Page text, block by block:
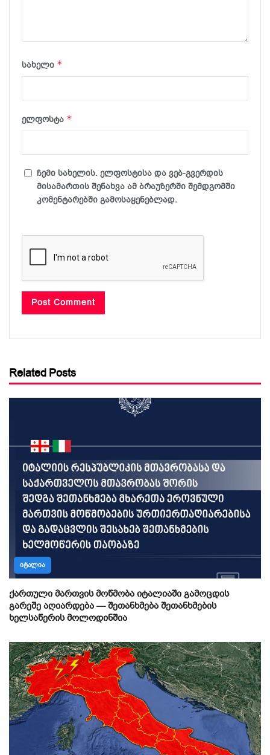
სახელი *
ელფოსტა *
ჩემი სახელის. ელფოსტისა და ვებ-გვერდის
მისამართის შენახვა ამ ბრაუზერში შემდგომში
კომენტარებში გამოსაყენებლად.
Related Posts
ᲘᲢᲐᲚᲘᲐ
ქართული მართვის მოწმობა იტალიაში გამოცდის
გარეშე აღიარდება — შეთანხმება შეთანხმების
ხელსაწერის მოლოდინშია